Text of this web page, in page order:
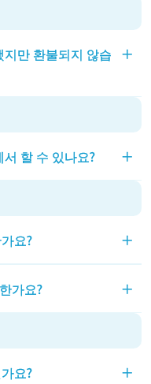
능합니다.(선내에
세요.
만 환불되지 않습 ＋
회사에서 고객님
등의 문의는 신용카
개월이 지나도 환
에 문의하시고 해결
주시기 바랍니다.
할 수 있나요? ＋
선내 안내소에서 접
요? ＋
니다. 아래 번호로
오츠 발신
1223
가요? ＋
화물 다이얼로 예
다.요? ＋